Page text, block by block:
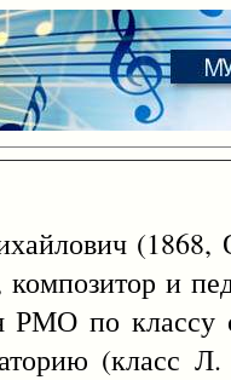
(1868,
композитор и
РМО по
(класс